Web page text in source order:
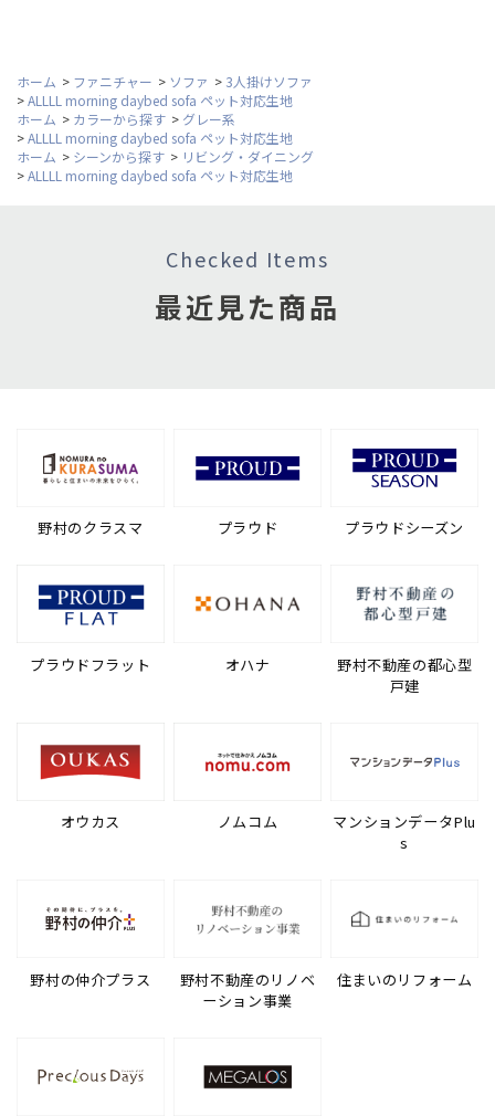
ホーム > ファニチャー > ソファ > 3人掛けソファ
>ALLLL morning daybed sofa ペット対応生地
ホーム > カラーから探す > グレー系
>ALLLL morning daybed sofa ペット対応生地
ホーム > シーンから探す > リビング・ダイニング
>ALLLL morning daybed sofa ペット対応生地
Checked Items
最近見た商品
野村のクラスマ プラウド プラウドシーズン
プラウドフラット オハナ
野村不動産の都心型
戸建
オウカス ノムコム
マンションデータPlu
s
野村の仲介プラス
野村不動産のリノベ
ーション事業
住まいのリフォーム